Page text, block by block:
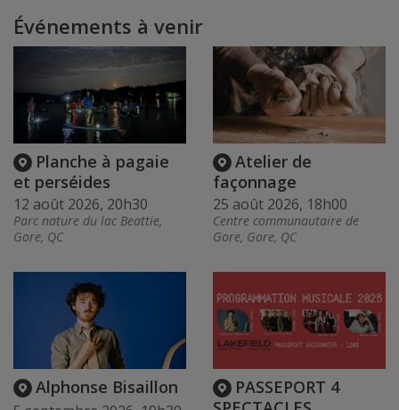
Événements à venir
Planche à pagaie
et perséides
12 août 2026, 20h30
Parc nature du lac Beattie,
Gore, QC
Atelier de
façonnage
25 août 2026, 18h00
Centre communautaire de
Gore, Gore, QC
Alphonse Bisaillon
PASSEPORT 4